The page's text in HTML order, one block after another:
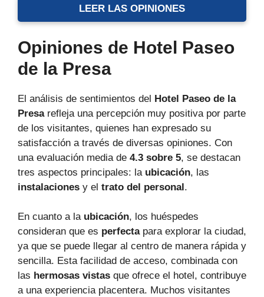
LEER LAS OPINIONES
Opiniones de Hotel Paseo
de la Presa
El análisis de sentimientos del Hotel Paseo de la
Presarefleja una percepción muy positiva por parte
de los visitantes, quienes han expresado su
satisfacción a través de diversas opiniones. Con
una evaluación media de 4.3 sobre 5, se destacan
tres aspectos principales: la ubicación, las
instalaciones y el trato del personal.
En cuanto a la ubicación, los huéspedes
consideran que es perfectapara explorar la ciudad,
ya que se puede llegar al centro de manera rápida y
sencilla. Esta facilidad de acceso, combinada con
las hermosas vistas que ofrece el hotel, contribuye
a una experiencia placentera. Muchos visitantes